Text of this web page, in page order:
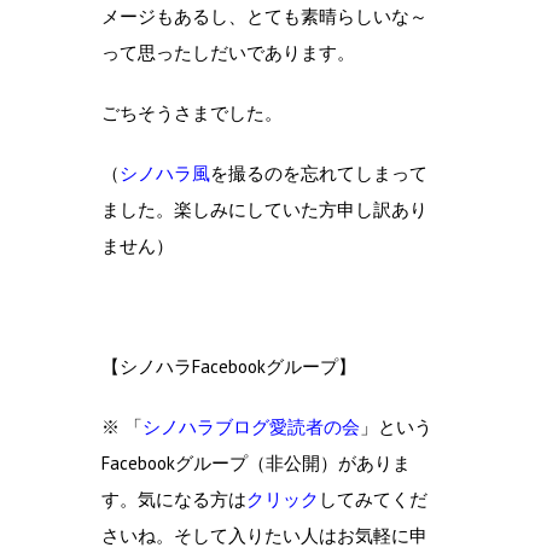
メージもあるし、とても素晴らしいな～
って思ったしだいであります。
ごちそうさまでした。
（シノハラ風を撮るのを忘れてしまって
ました。楽しみにしていた方申し訳あり
ません）
【シノハラFacebookグループ】
※ 「シノハラブログ愛読者の会 」という
Facebookグループ（非公開）がありま
す。気になる方はクリック してみてくだ
さいね。そして入りたい人はお気軽に申